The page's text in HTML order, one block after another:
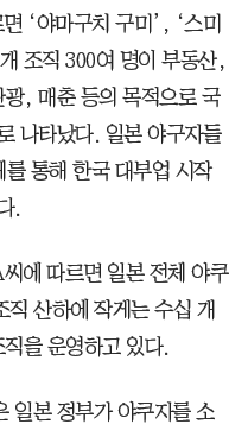
‘야마구치 구미’, ‘스미
조직 300여 명이 부동산,
, 매춘 등의 목적으로 국
나타났다. 일본 야구자들
통해 한국 대부업 시작
.
에 따르면 일본 전체 야쿠
직 산하에 작게는 수십 개
을 운영하고 있다.
일본 정부가 야쿠자를 소